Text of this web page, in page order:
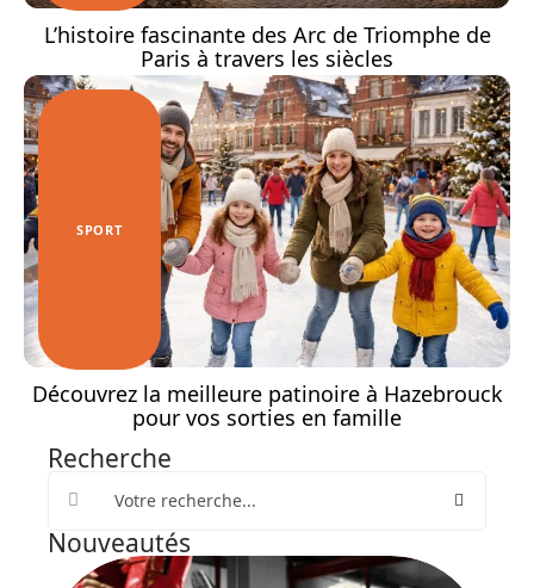
L’histoire fascinante des Arc de Triomphe de
Paris à travers les siècles
SPORT
Découvrez la meilleure patinoire à Hazebrouck
pour vos sorties en famille
Recherche
Nouveautés